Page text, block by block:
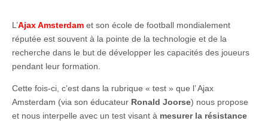
L’Ajax Amsterdam et son école de football mondialement
réputée est souvent à la pointe de la technologie et de la
recherche dans le but de développer les capacités des joueurs
pendant leur formation.
Cette fois-ci, c’est dans la rubrique « test » que l’ Ajax
Amsterdam (via son éducateur Ronald Joorse) nous propose
et nous interpelle avec un test visant à mesurer la résistance